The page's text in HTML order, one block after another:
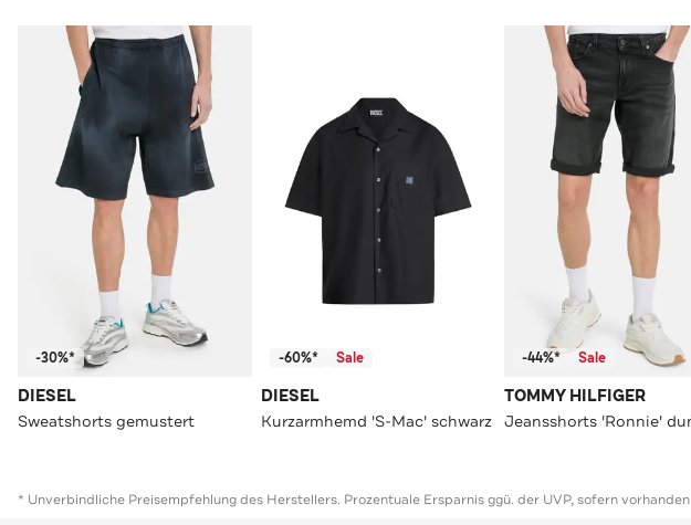
-30%*
DIESEL
Sweatshorts gemustert
-60%* Sale
DIESEL
Kurzarmhemd 'S-Mac' schwarz
-44%* Sale
TOMMY HILFIGER
* Unverbindliche Preisempfehlung des Herstellers. Prozentuale Ersparnis ggü. der UVP, sofern vorhanden